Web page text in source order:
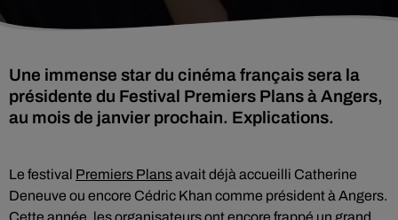
Une immense star du cinéma français sera la
présidente du Festival Premiers Plans à Angers,
au mois de janvier prochain. Explications.
Le festival Premiers Plansavait déjà accueilli Catherine
Deneuve ou encore Cédric Khan comme président à Angers.
Cette année, les organisateurs ont encore frappé un grand